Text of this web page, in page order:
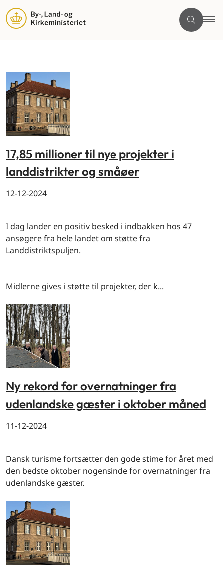
17,85 millioner til nye projekter i
landdistrikter og småøer
12-12-2024
I dag lander en positiv besked i indbakken hos 47
ansøgere fra hele landet om støtte fra
Landdistriktspuljen.
Midlerne gives i støtte til projekter, der k...
Ny rekord for overnatninger fra
udenlandske gæster i oktober måned
11-12-2024
Dansk turisme fortsætter den gode stime for året med
den bedste oktober nogensinde for overnatninger fra
udenlandske gæster.